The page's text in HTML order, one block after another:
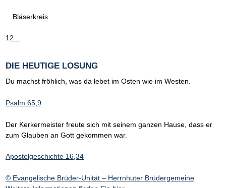
Bläserkreis
12...
DIE HEUTIGE LOSUNG
Du machst fröhlich, was da lebet im Osten wie im Westen.
Psalm 65,9
Der Kerkermeister freute sich mit seinem ganzen Hause, dass er
zum Glauben an Gott gekommen war.
Apostelgeschichte 16,34
© Evangelische Brüder-Unität – Herrnhuter Brüdergemeine